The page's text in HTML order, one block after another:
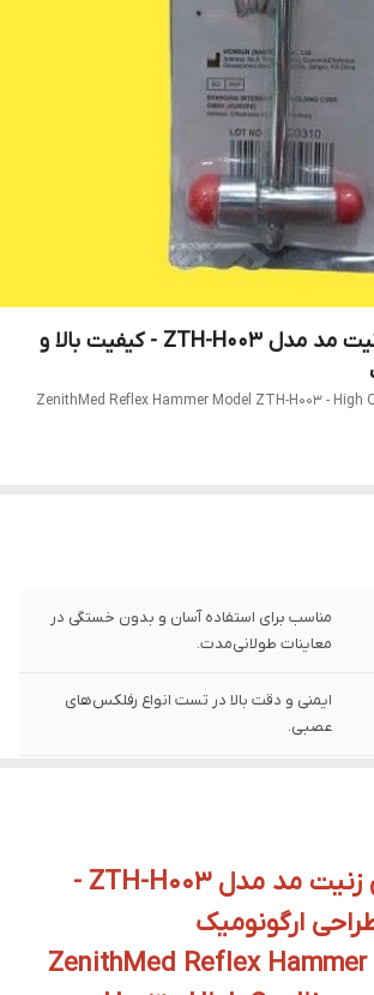
چکش رفلکس زنیت مد مدل ZTH-H003 - کیفیت بالا و
ZenithMed Reflex Hammer Model ZTH-H003 - High
مناسب برای استفاده آسان و بدون خستگی در
معاینات طولانی‌مدت.
ایمنی و دقت بالا در تست انواع رفلکس‌های
عصبی.
قابل استفاده برای ارزیابی انواع رفلکس‌های
عصبی در نواحی مختلف بدن.
چکش رفلکس زنیت مد مدل ZTH-H003 -
ارگونومیک
ZenithMed Reflex